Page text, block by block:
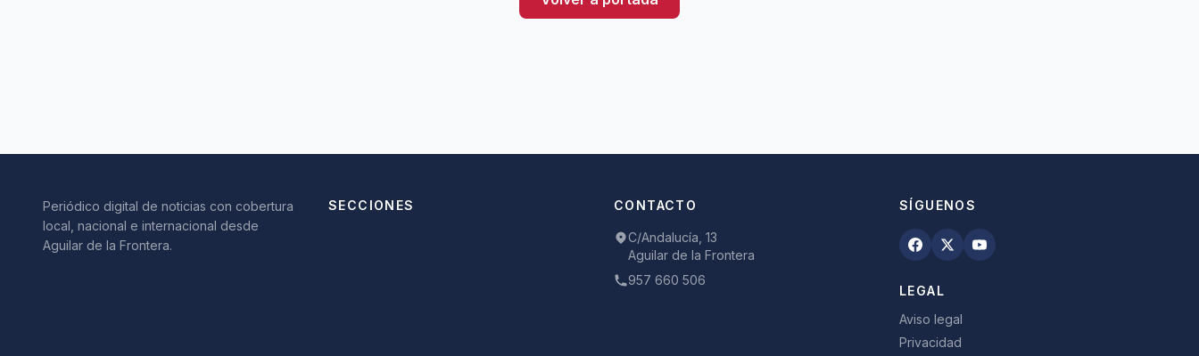
Periódico digital de noticias con cobertura
local, nacional e internacional desde
Aguilar de la Frontera.
SECCIONES CONTACTO
C/Andalucía, 13
Aguilar de la Frontera
957 660 506
SÍGUENOS
LEGAL
Aviso legal
Privacidad